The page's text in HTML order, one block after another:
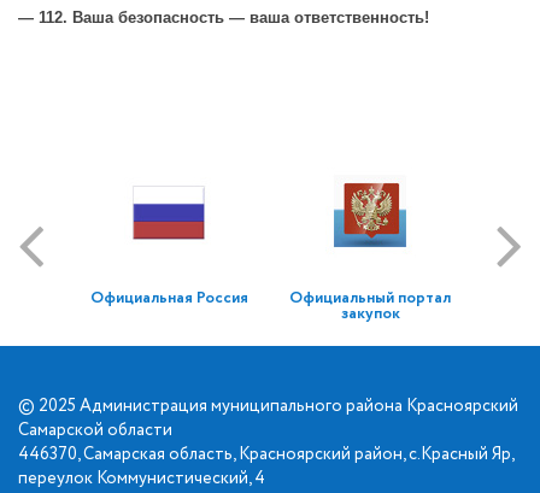
— 112. Ваша безопасность — ваша ответственность!
Официальная Россия Официальный портал
закупок
© 2025 Администрация муниципального района Красноярский
Самарской области
446370, Самарская область, Красноярский район, с.Красный Яр,
переулок Коммунистический, 4